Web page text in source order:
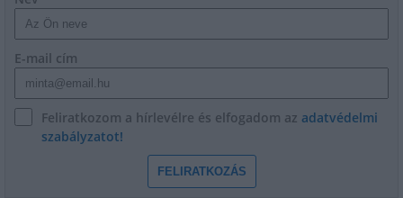
E-mail cím
Feliratkozom a hírlevélre és elfogadom az adatvédelmi
szabályzatot!
FELIRATKOZÁS